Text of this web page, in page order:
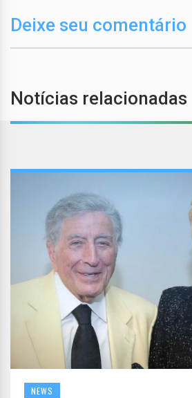
Deixe seu comentário
Notícias relacionadas
NEWS